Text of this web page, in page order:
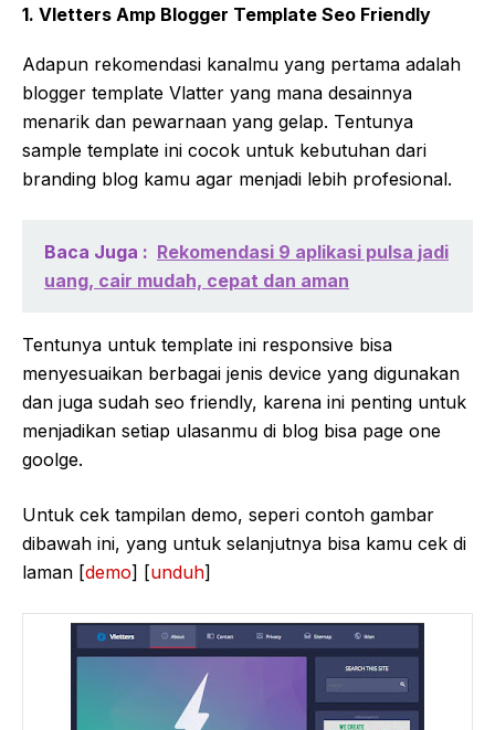
1. Vletters Amp Blogger Template Seo Friendly
Adapun rekomendasi kanalmu yang pertama adalah
blogger template Vlatter yang mana desainnya
menarik dan pewarnaan yang gelap. Tentunya
sample template ini cocok untuk kebutuhan dari
branding blog kamu agar menjadi lebih profesional.
Baca Juga : Rekomendasi 9 aplikasi pulsa jadi
uang, cair mudah, cepat dan aman
Tentunya untuk template ini responsive bisa
menyesuaikan berbagai jenis device yang digunakan
dan juga sudah seo friendly, karena ini penting untuk
menjadikan setiap ulasanmu di blog bisa page one
goolge.
Untuk cek tampilan demo, seperi contoh gambar
dibawah ini, yang untuk selanjutnya bisa kamu cek di
laman [demo] [unduh]